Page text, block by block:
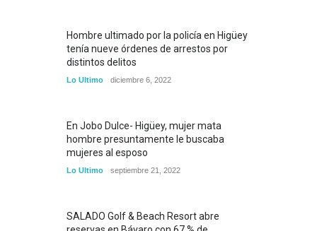
Hombre ultimado por la policía en Higüey
tenía nueve órdenes de arrestos por
distintos delitos
Lo Ultimo diciembre 6, 2022
En Jobo Dulce- Higüey, mujer mata
hombre presuntamente le buscaba
mujeres al esposo
Lo Ultimo septiembre 21, 2022
SALADO Golf & Beach Resort abre